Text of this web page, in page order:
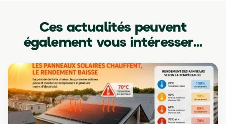
Ces actualités peuvent
également vous intéresser...